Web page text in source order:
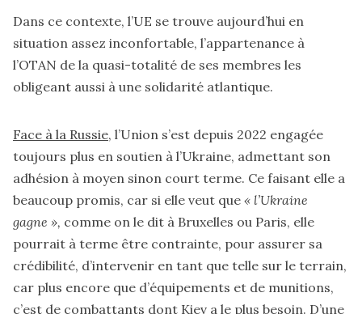
Dans ce contexte, l’UE se trouve aujourd’hui en
situation assez inconfortable, l’appartenance à
l’OTAN de la quasi-totalité de ses membres les
obligeant aussi à une solidarité atlantique.
Face à la Russie, l’Union s’est depuis 2022 engagée
toujours plus en soutien à l’Ukraine, admettant son
adhésion à moyen sinon court terme. Ce faisant elle a
beaucoup promis, car si elle veut que « l’Ukraine
gagne », comme on le dit à Bruxelles ou Paris, elle
pourrait à terme être contrainte, pour assurer sa
crédibilité, d’intervenir en tant que telle sur le terrain,
car plus encore que d’équipements et de munitions,
c’est de combattants dont Kiev a le plus besoin. D’une